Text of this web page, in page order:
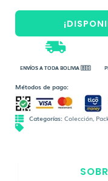
era:
ENVÍOS A TODA BOLIVIA 🇧🇴
Métodos de pago:
Categorías: Colección,